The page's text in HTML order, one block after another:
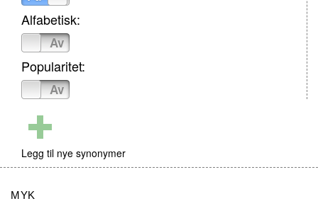
Alfabetisk:
Av
Popularitet:
Av
Legg til nye synonymer
MYK